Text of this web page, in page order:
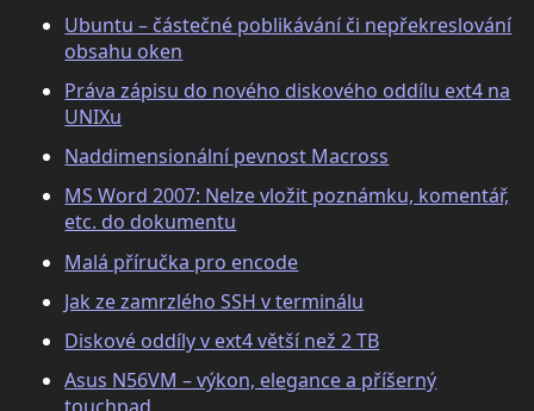
Ubuntu – částečné poblikávání či nepřekreslování
obsahu oken
Práva zápisu do nového diskového oddílu ext4 na
UNIXu
Naddimensionální pevnost Macross
MS Word 2007: Nelze vložit poznámku, komentář,
etc. do dokumentu
Malá příručka pro encode
Jak ze zamrzlého SSH v terminálu
Diskové oddíly v ext4 větší než 2 TB
Asus N56VM – výkon, elegance a příšerný